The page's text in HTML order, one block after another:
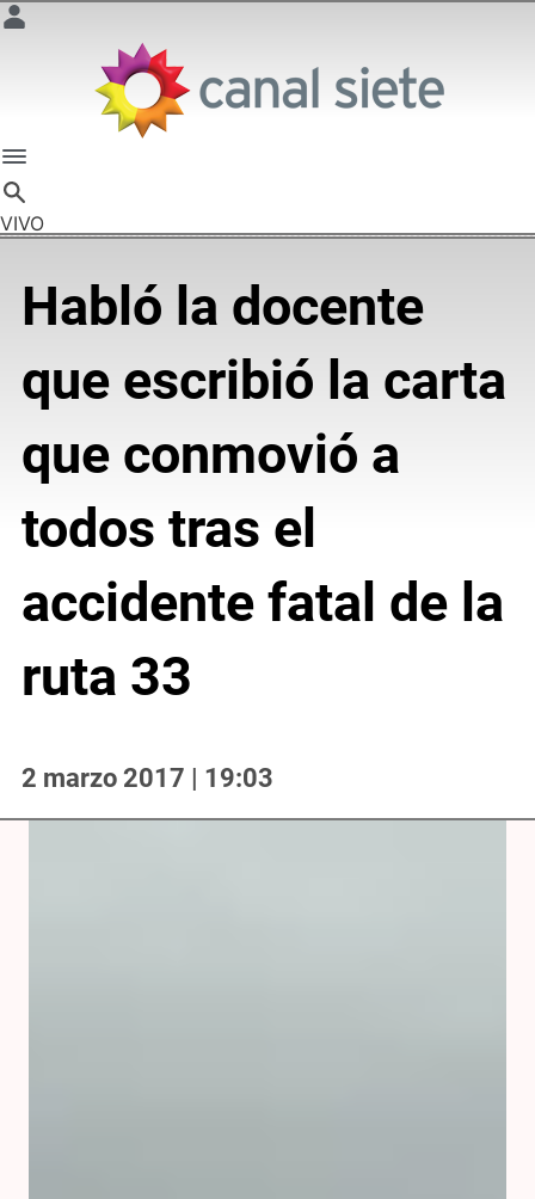
VIVO
Habló la docente
que escribió la carta
que conmovió a
todos tras el
accidente fatal de la
ruta 33
2 marzo 2017 | 19:03